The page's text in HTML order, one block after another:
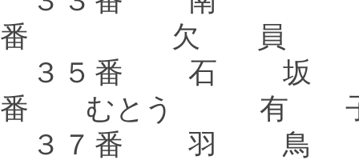
番 欠 員
３５番 石
番 むとう 有
３７番 羽